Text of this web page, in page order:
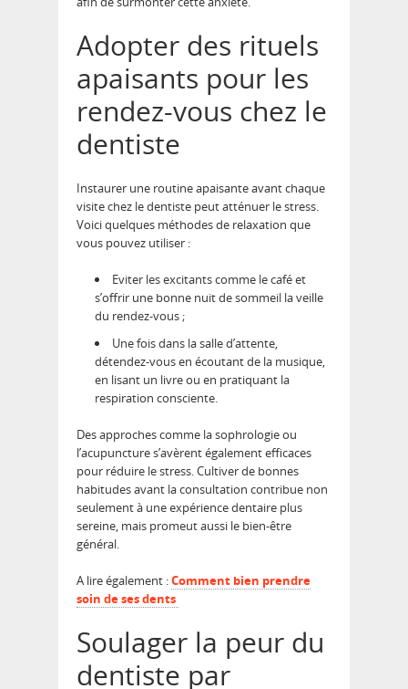
Adopter des rituels
apaisants pour les
rendez-vous chez le
dentiste
Instaurer une routine apaisante avant chaque
visite chez le dentiste peut atténuer le stress.
Voici quelques méthodes de relaxation que
vous pouvez utiliser :
Eviter les excitants comme le café et
s’offrir une bonne nuit de sommeil la veille
du rendez-vous ;
Une fois dans la salle d’attente,
détendez-vous en écoutant de la musique,
en lisant un livre ou en pratiquant la
respiration consciente.
Des approches comme la sophrologie ou
l’acupuncture s’avèrent également efficaces
pour réduire le stress. Cultiver de bonnes
habitudes avant la consultation contribue non
seulement à une expérience dentaire plus
sereine, mais promeut aussi le bien-être
général.
A lire également :Comment bien prendre
soin de ses dents
Soulager la peur du
dentiste par